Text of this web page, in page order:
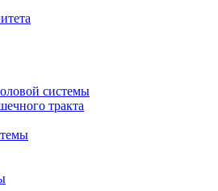
системы
тракта